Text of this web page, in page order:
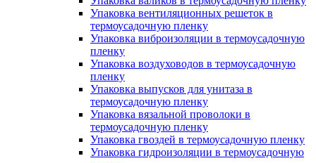
Упаковка вентиляционных решеток в
термоусадочную пленку
Упаковка виброизоляции в термоусадочную
пленку
Упаковка воздуховодов в термоусадочную
пленку
Упаковка выпусков для унитаза в
термоусадочную пленку
Упаковка вязальной проволоки в
термоусадочную пленку
Упаковка гвоздей в термоусадочную пленку
Упаковка гидроизоляции в термоусадочную